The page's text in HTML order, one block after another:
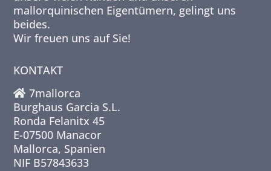
mallorquinischen Eigentümern, gelingt uns
beides.
Wir freuen uns auf Sie!
KONTAKT
7mallorca
Burghaus Garcia S.L.
Ronda Felanitx 45
E-07500 Manacor
Mallorca, Spanien
NIF B57843633